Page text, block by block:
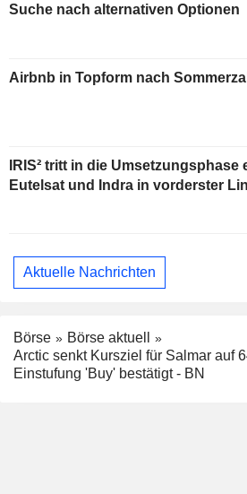
Suche nach alternativen Optionen
Airbnb in Topform nach
IRIS² tritt in die Umsetzungsphase
Eutelsat und Indra in vorderster
Aktuelle Nachrichten
Börse
Börse aktuell
Arctic senkt Kursziel für Salmar auf
Einstufung 'Buy' bestätigt - BN